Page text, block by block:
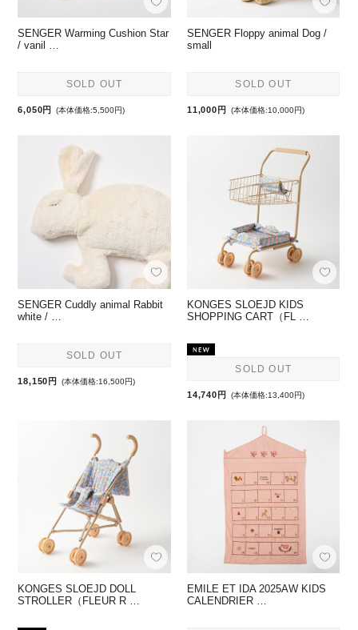
SENGER Warming Cushion Star
/ vanil …
SOLD OUT
6,050円 (本体価格:5,500円)
SENGER Floppy animal Dog /
small
SOLD OUT
11,000円 (本体価格:10,000円)
SENGER Cuddly animal Rabbit
white / …
SOLD OUT
18,150円 (本体価格:16,500円)
KONGES SLOEJD KIDS
SHOPPING CART（FL …
SOLD OUT
14,740円 (本体価格:13,400円)
KONGES SLOEJD DOLL
STROLLER（FLEUR R …
EMILE ET IDA 2025AW KIDS
CALENDRIER …